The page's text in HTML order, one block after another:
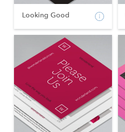
Looking Good